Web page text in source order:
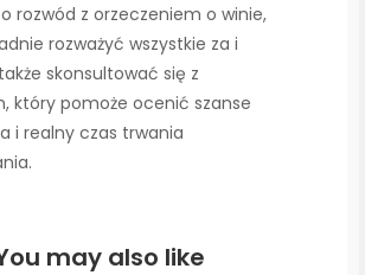
rozwód z orzeczeniem o winie,
rozważyć wszystkie za i
skonsultować się z
który pomoże ocenić szanse
i realny czas trwania
may also like